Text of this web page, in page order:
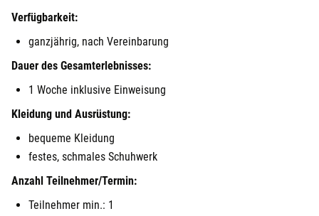
Verfügbarkeit:
ganzjährig, nach Vereinbarung
Dauer des Gesamterlebnisses:
1 Woche inklusive Einweisung
Kleidung und Ausrüstung:
bequeme Kleidung
festes, schmales Schuhwerk
Anzahl Teilnehmer/Termin:
Teilnehmer min.: 1